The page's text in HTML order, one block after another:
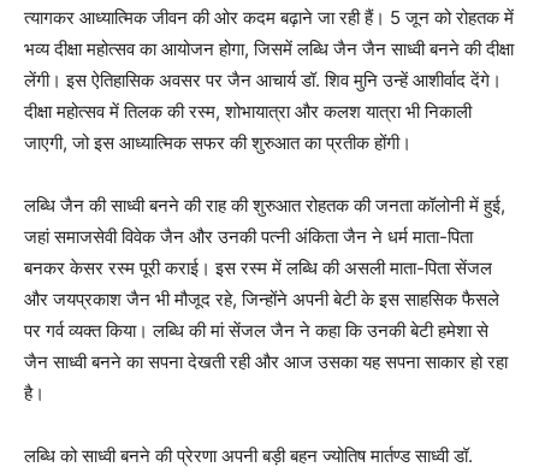
त्यागकर आध्यात्मिक जीवन की ओर कदम बढ़ाने जा रही हैं। 5 जून को रोहतक में
भव्य दीक्षा महोत्सव का आयोजन होगा, जिसमें लब्धि जैन जैन साध्वी बनने की दीक्षा
लेंगी। इस ऐतिहासिक अवसर पर जैन आचार्य डॉ. शिव मुनि उन्हें आशीर्वाद देंगे।
दीक्षा महोत्सव में तिलक की रस्म, शोभायात्रा और कलश यात्रा भी निकाली
जाएगी, जो इस आध्यात्मिक सफर की शुरुआत का प्रतीक होंगी।
लब्धि जैन की साध्वी बनने की राह की शुरुआत रोहतक की जनता कॉलोनी में हुई,
जहां समाजसेवी विवेक जैन और उनकी पत्नी अंकिता जैन ने धर्म माता-पिता
बनकर केसर रस्म पूरी कराई। इस रस्म में लब्धि की असली माता-पिता सेंजल
और जयप्रकाश जैन भी मौजूद रहे, जिन्होंने अपनी बेटी के इस साहसिक फैसले
पर गर्व व्यक्त किया। लब्धि की मां सेंजल जैन ने कहा कि उनकी बेटी हमेशा से
जैन साध्वी बनने का सपना देखती रही और आज उसका यह सपना साकार हो रहा
है।
लब्धि को साध्वी बनने की प्रेरणा अपनी बड़ी बहन ज्योतिष मार्तण्ड साध्वी डॉ.